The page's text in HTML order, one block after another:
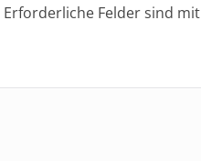
Erforderliche Felder sind mit